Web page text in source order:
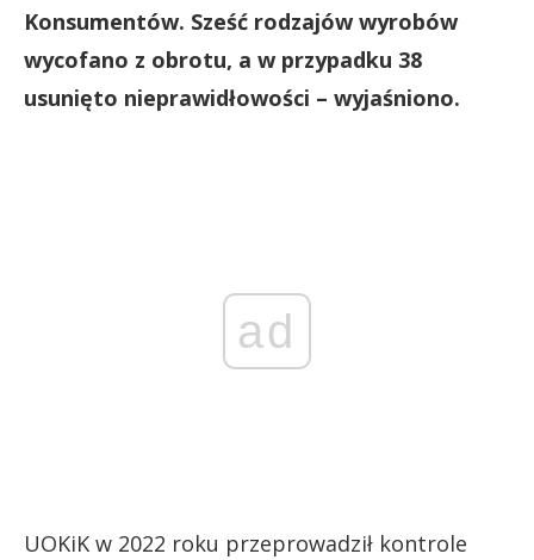
Konsumentów. Sześć rodzajów wyrobów
wycofano z obrotu, a w przypadku 38
usunięto nieprawidłowości – wyjaśniono.
ad
UOKiK w 2022 roku przeprowadził kontrole